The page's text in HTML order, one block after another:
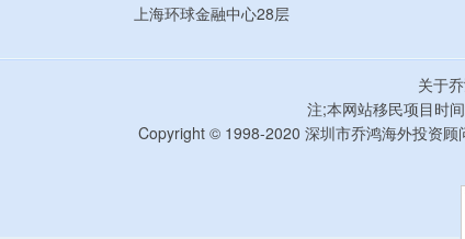
上海环球金融中心28层
关于
注;本网站移民项目时
Copyright © 1998-2020 深圳市乔鸿海外投资